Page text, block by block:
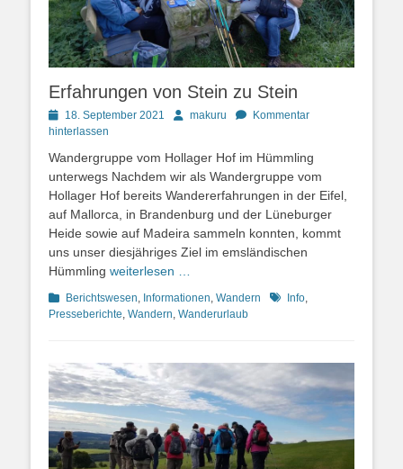
Erfahrungen von Stein zu Stein
Posted
on
18. September 2021 Autormakuru
Kommentar
hinterlassen
Wandergruppe vom Hollager Hof im Hümmling
unterwegs Nachdem wir als Wandergruppe vom
Hollager Hof bereits Wandererfahrungen in der Eifel,
auf Mallorca, in Brandenburg und der Lüneburger
Heide sowie auf Madeira sammeln konnten, kommt
uns unser diesjähriges Ziel im emsländischen
Hümmling weiterlesen …
Kategorien
Berichtswesen, Informationen, Wandern Schlagworte
Info,
Presseberichte, Wandern, Wanderurlaub